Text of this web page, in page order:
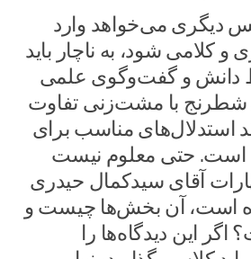
دیگری می‌خواهد وارد
کلامی شود، به ناچار باید
دانش و گفت‌وگوی علمی
شطرنج با مشت‌زنی تفاوت
استدلال‌های مناسب برای
است. حتی معلوم نیست
آقای سیدکمال حیدری
است، آن بخش‌ها چیست و
این دیدگاه‌ها را